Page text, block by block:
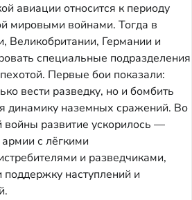
авиации относится к периоду
мировыми войнами. Тогда в
Германии и
специальные подразделения
Первые бои показали:
вести разведку, но и бомбить
динамику наземных сражений. Во
развитие ускорилось —
с лёгкими
и разведчиками,
наступлений и